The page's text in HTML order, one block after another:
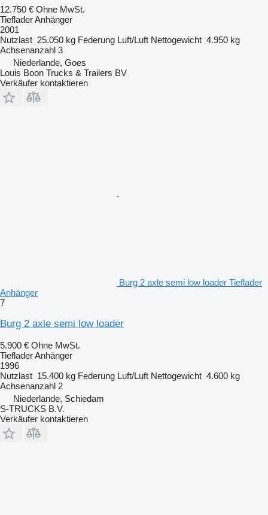
12.750 € Ohne MwSt.
Tieflader Anhänger
2001
Nutzlast 25.050 kg Federung Luft/Luft Nettogewicht 4.950 kg
Achsenanzahl 3
Niederlande, Goes
Louis Boon Trucks & Trailers BV
Verkäufer kontaktieren
Burg 2 axle semi low loader Tieflader
Anhänger
7
Burg 2 axle semi low loader
5.900 € Ohne MwSt.
Tieflader Anhänger
1996
Nutzlast 15.400 kg Federung Luft/Luft Nettogewicht 4.600 kg
Achsenanzahl 2
Niederlande, Schiedam
S-TRUCKS B.V.
Verkäufer kontaktieren